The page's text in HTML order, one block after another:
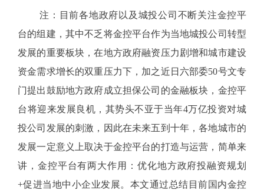
注：目前各地政府以及城投公司不断关注金控平
台的组建，其中不乏将金控平台作为当地城投公司转型
发展的重要板块，在地方政府融资压力剧增和城市建设
资金需求增长的双重压力下，加之近日六部委50号文专
门提出鼓励地方政府成立担保公司的金融板块，金控平
台将迎来发展良机，其势头不亚于当年4万亿投资对城
投公司发展的刺激，因此在未来五到十年，各地城市的
发展一定意义上取决于金控平台的打造与运营，简单来
讲，金控平台有两大作用：优化地方政府投融资规划
+促进当地中小企业发展。本文通过总结目前国内金控